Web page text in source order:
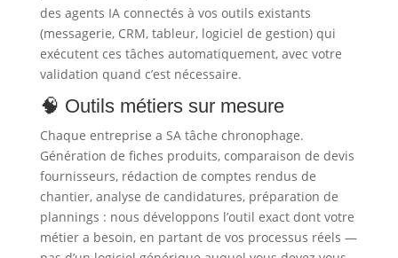
des agents IA connectés à vos outils existants
(messagerie, CRM, tableur, logiciel de gestion) qui
exécutent ces tâches automatiquement, avec votre
validation quand c’est nécessaire.
🧠 Outils métiers sur mesure
Chaque entreprise a SA tâche chronophage.
Génération de fiches produits, comparaison de devis
fournisseurs, rédaction de comptes rendus de
chantier, analyse de candidatures, préparation de
plannings : nous développons l’outil exact dont votre
métier a besoin, en partant de vos processus réels —